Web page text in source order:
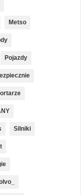
Metso
Pojazdy
Silniki